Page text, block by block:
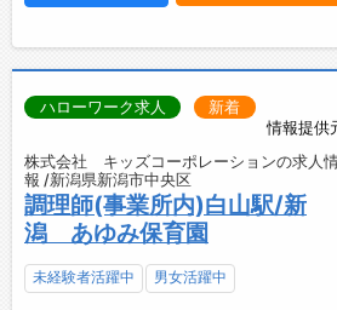
情報提供
ハローワーク求人 新着
株式会社 キッズコーポレーションの求人
報 /新潟県新潟市中央区
調理師(事業所内)白山駅/新
潟 あゆみ保育園
未経験者活躍中 男女活躍中